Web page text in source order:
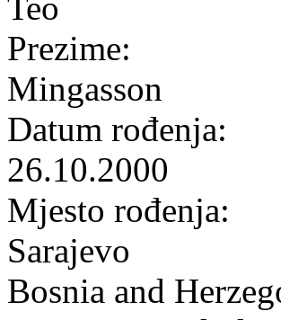
Prezime:
Mingasson
Datum rođenja:
26.10.2000
Mjesto rođenja:
Sarajevo
Bosnia and